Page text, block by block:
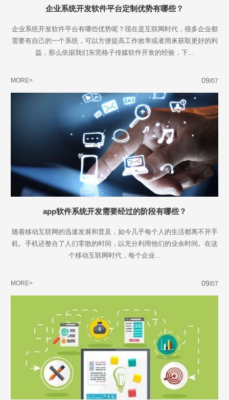
企业系统开发软件平台定制优势有哪些？
企业系统开发软件平台有哪些优势呢？现在是互联网时代，很多企业都
需要有自己的一个系统，可以方便提高工作效率或者用来获取更好的利
益，那么依据我们东莞格子传媒软件开发的经验，下...
MORE> 09/07
app软件系统开发需要经过的阶段有哪些？
随着移动互联网的迅速发展和普及，如今几乎每个人的生活都离不开手
机。手机还整合了人们零散的时间，以充分利用他们的业余时间。在这
个移动互联网时代，每个企业...
MORE> 09/07